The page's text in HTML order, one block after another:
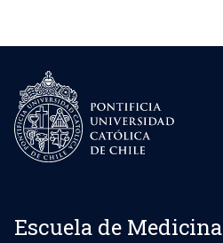
Escuela de Medicina